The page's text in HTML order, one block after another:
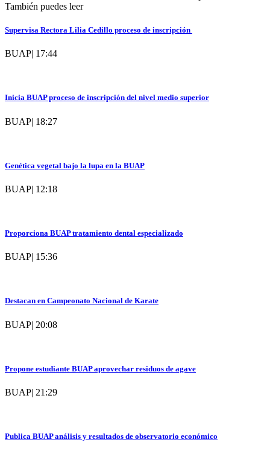
También puedes leer
Supervisa Rectora Lilia Cedillo proceso de inscripción
BUAP| 17:44
Inicia BUAP proceso de inscripción del nivel medio superior
BUAP| 18:27
Genética vegetal bajo la lupa en la BUAP
BUAP| 12:18
Proporciona BUAP tratamiento dental especializado
BUAP| 15:36
Destacan en Campeonato Nacional de Karate
BUAP| 20:08
Propone estudiante BUAP aprovechar residuos de agave
BUAP| 21:29
Publica BUAP análisis y resultados de observatorio económico